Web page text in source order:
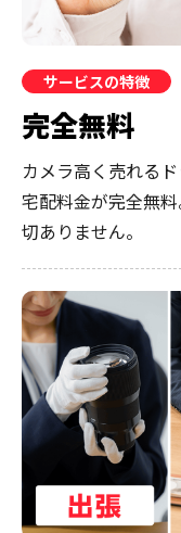
サービスの特徴
完全無料
カメラ高く売れるド
宅配料金が完全無料
切ありません。